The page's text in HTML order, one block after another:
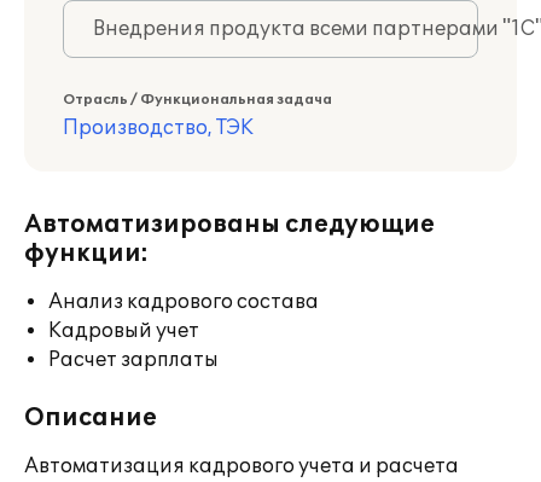
Внедрения продукта всеми партнерами
Отрасль / Функциональная задача
Производство, ТЭК
Автоматизированы следующие
функции:
Анализ кадрового состава
Кадровый учет
Расчет зарплаты
Описание
Автоматизация кадрового учета и расчета